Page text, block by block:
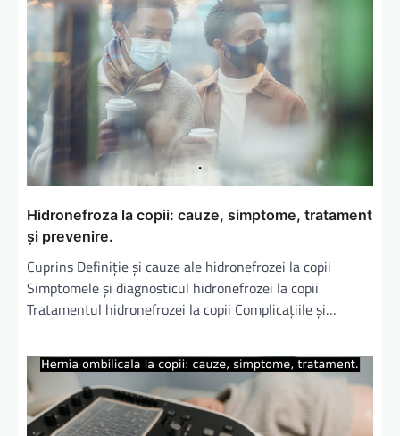
Hidronefroza la copii: cauze, simptome, tratament
și prevenire.
Cuprins Definiție și cauze ale hidronefrozei la copii
Simptomele și diagnosticul hidronefrozei la copii
Tratamentul hidronefrozei la copii Complicațiile și…